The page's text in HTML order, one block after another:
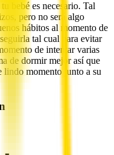
bebé es necesario. Tal
pero no será algo
hábitos al momento de
tal cual para evitar
de intentar varias
de dormir mejor así que
lindo momento junto a su